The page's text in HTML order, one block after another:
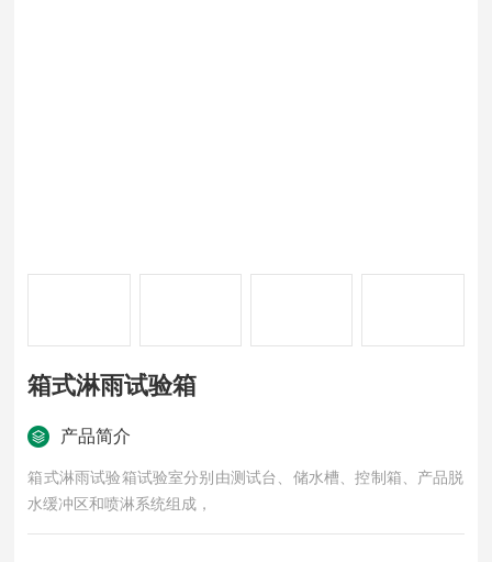
箱式淋雨试验箱
产品简介
箱式淋雨试验箱试验室分别由测试台、储水槽、控制箱、产品脱
水缓冲区和喷淋系统组成，